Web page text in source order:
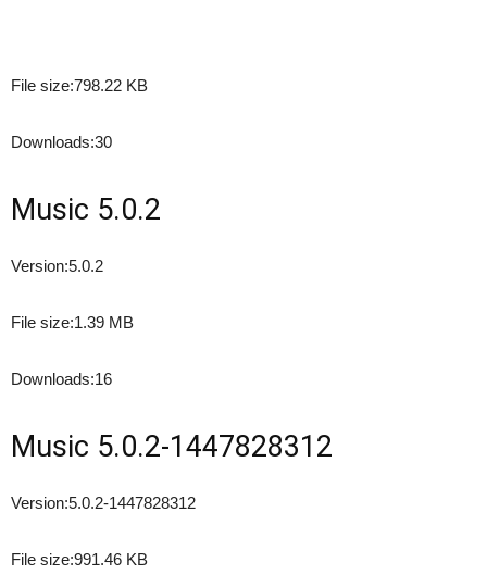
File size:798.22 KB
Downloads:30
Music 5.0.2
Version:5.0.2
File size:1.39 MB
Downloads:16
Music 5.0.2-1447828312
Version:5.0.2-1447828312
File size:991.46 KB